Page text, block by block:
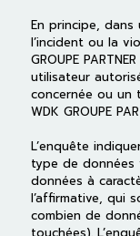
En principe,
l’incident ou la
GROUPE
utilisateur
concernée ou un
WDK GROUPE
L’enquête
type de données
données à
l’affirmative, qui
combien de